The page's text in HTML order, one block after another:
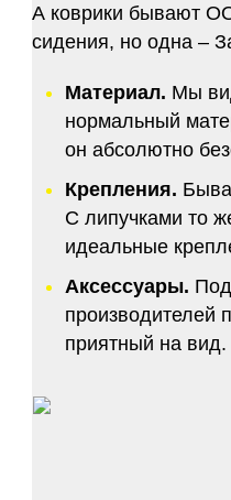
А коврики бывают
сидения, но одна –
Материал. Мы
нормальный
он абсолютно
Крепления.
С липучками то
идеальные
Аксессуары.
производителей
приятный на вид.